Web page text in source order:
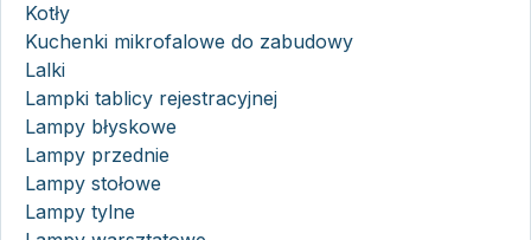
Kotły
Kuchenki mikrofalowe do zabudowy
Lalki
Lampki tablicy rejestracyjnej
Lampy błyskowe
Lampy przednie
Lampy stołowe
Lampy tylne